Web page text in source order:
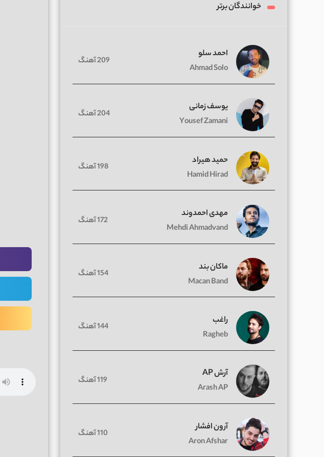
خوانندگان برتر
احمد سلو
Ahmad Solo
209 آهنگ
یوسف زمانی
Yousef Zamani
204 آهنگ
حمید هیراد
Hamid Hirad
198 آهنگ
مهدی احمدوند
Mehdi Ahmadvand
172 آهنگ
ماکان بند
Macan Band
154 آهنگ
راغب
Ragheb
144 آهنگ
آرش AP
Arash AP
119 آهنگ
آرون افشار
Aron Afshar
110 آهنگ